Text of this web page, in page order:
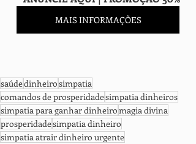
MAIS INFORMAÇÕES
saúdedinheirosimpatia
comandos de prosperidadesimpatia dinheiros
simpatia para ganhar dinheiromagia divina
prosperidadesimpatia dinheiro
simpatia atrair dinheiro urgente